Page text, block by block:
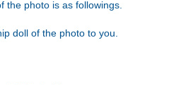
the photo is as followings.
doll of the photo to you.